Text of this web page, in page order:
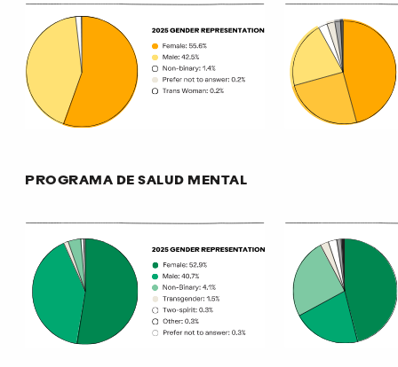
PROGRAMA DE SALUD MENTAL
Gráfico estadístico que muestra datos del Programa de Salud